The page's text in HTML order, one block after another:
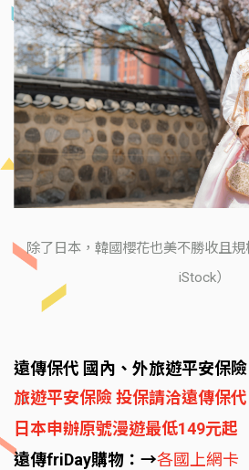
除了日本，韓國櫻花也美不勝收且規
iStock）
遠傳保代 國內、外旅遊平安保險
旅遊平安保險 投保請洽遠傳保代
日本申辦原號漫遊最低149元起
遠傳friDay購物：→各國上網卡